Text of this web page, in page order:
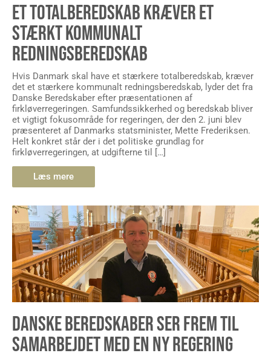
ET TOTALBEREDSKAB KRÆVER ET
STÆRKT KOMMUNALT
REDNINGSBEREDSKAB
Hvis Danmark skal have et stærkere totalberedskab, kræver
det et stærkere kommunalt redningsberedskab, lyder det fra
Danske Beredskaber efter præsentationen af
firkløverregeringen. Samfundssikkerhed og beredskab bliver
et vigtigt fokusområde for regeringen, der den 2. juni blev
præsenteret af Danmarks statsminister, Mette Frederiksen.
Helt konkret står der i det politiske grundlag for
firkløverregeringen, at udgifterne til […]
Læs mere
DANSKE BEREDSKABER SER FREM TIL
SAMARBEJDET MED EN NY REGERING